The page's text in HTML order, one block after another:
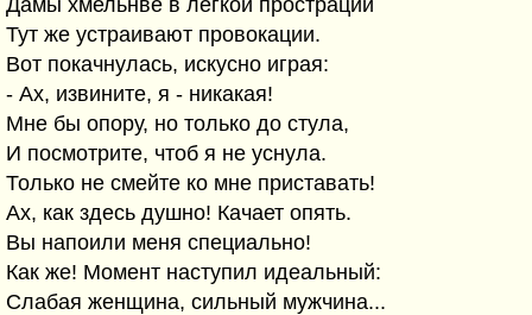
Дамы хмельнве в легкой прострации
Тут же устраивают провокации.
Вот покачнулась, искусно играя:
- Ах, извините, я - никакая!
Мне бы опору, но только до стула,
И посмотрите, чтоб я не уснула.
Только не смейте ко мне приставать!
Ах, как здесь душно! Качает опять.
Вы напоили меня специально!
Как же! Момент наступил идеальный:
Слабая женщина, сильный мужчина...